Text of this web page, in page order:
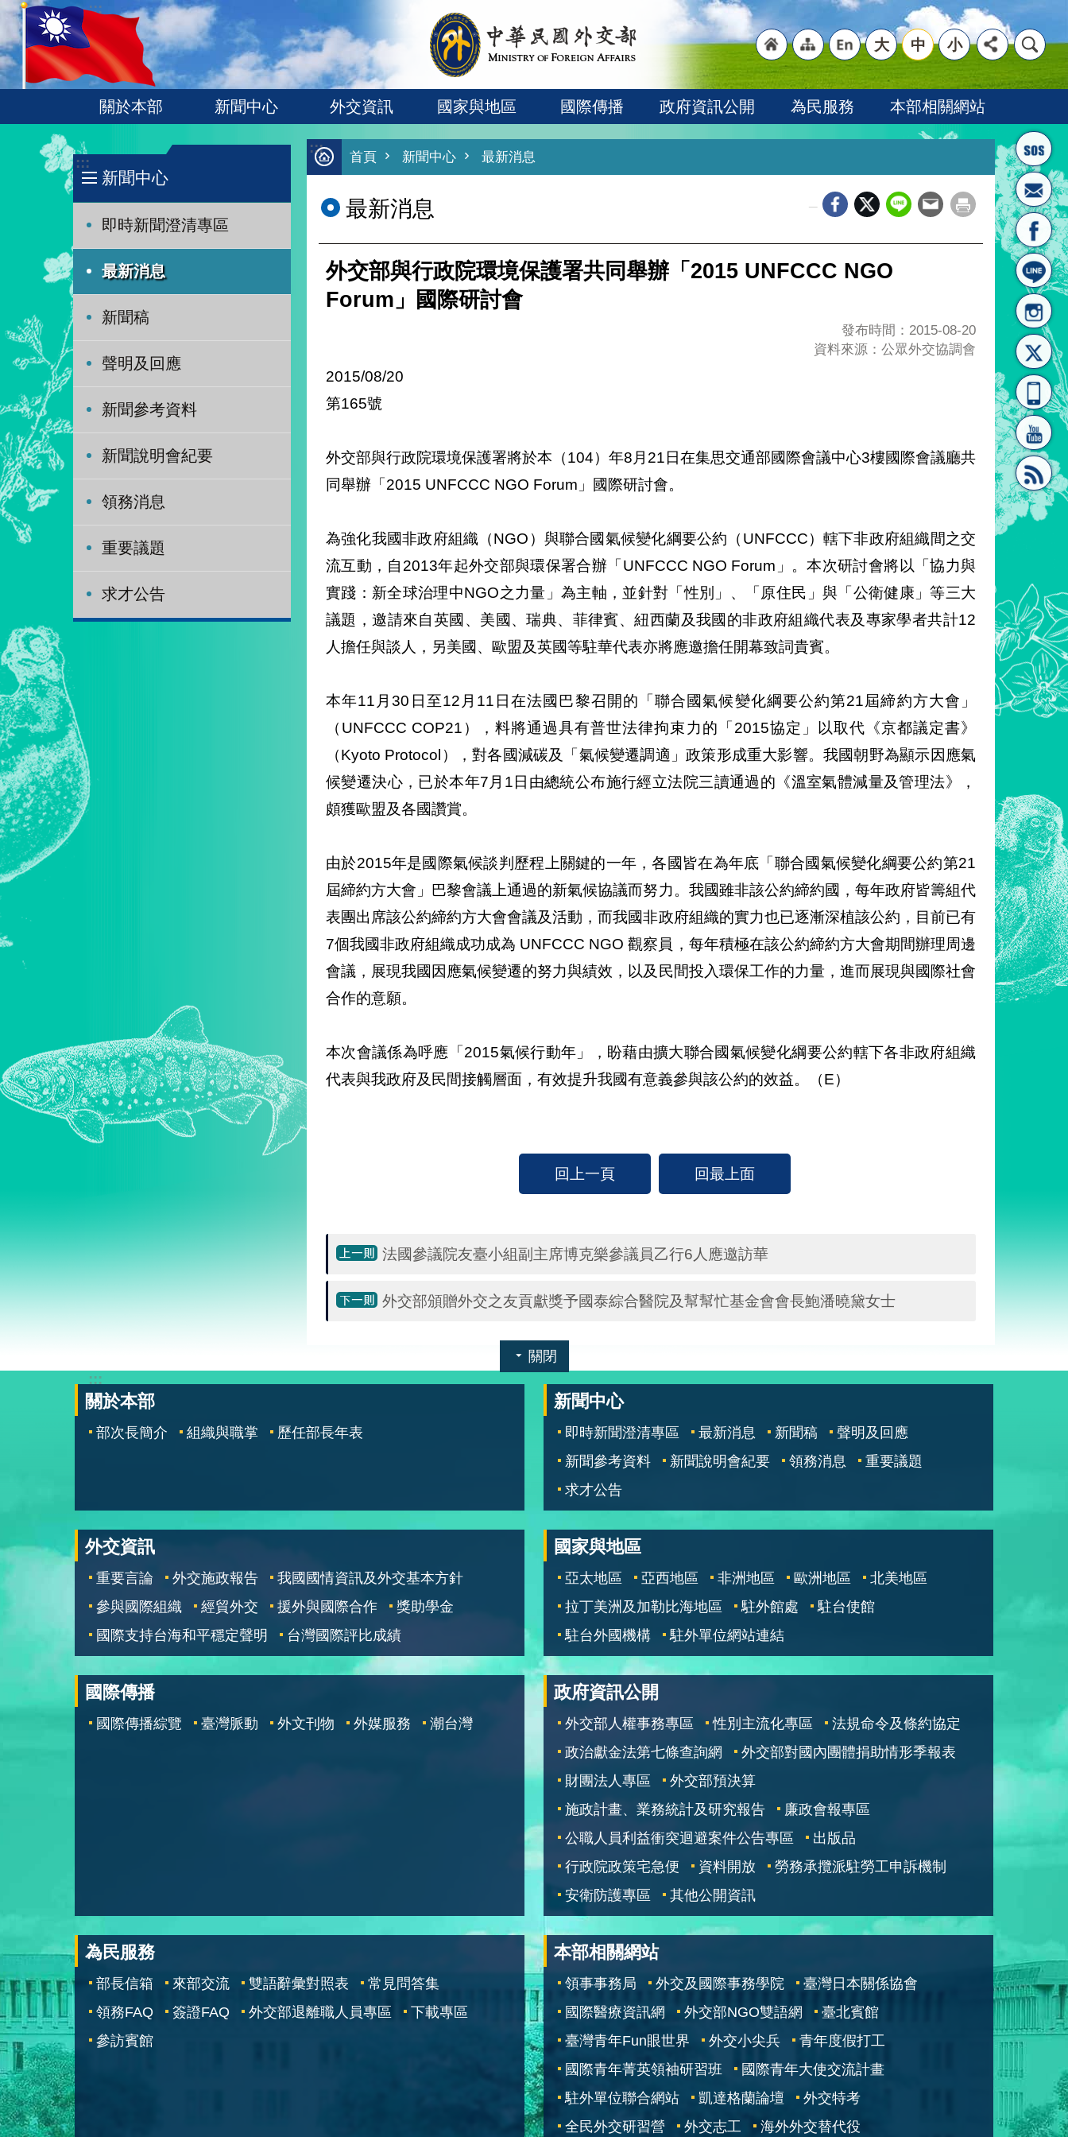
跳到主要內容區塊
:::
首頁
"網
站導
結]"
"英
文語
大 中 小
關於本部 新聞中心 外交資訊 國家與地區 國際傳播 政府資訊公開 為民服務 本部相關網站
:::
新聞中心
即時新聞澄清專區
最新消息
新聞稿
聲明及回應
新聞參考資料
新聞說明會紀要
領務消息
重要議題
求才公告
:::
首頁 新聞中心 最新消息
最新消息
外交部與行政院環境保護署共同舉辦「2015 UNFCCC NGO
Forum」國際研討會
發布時間：2015-08-20
資料來源：公眾外交協調會
2015/08/20
第165號
外交部與行政院環境保護署將於本（104）年8月21日在集思交通部國際會議中心3樓國際會議廳共
同舉辦「2015 UNFCCC NGO Forum」國際研討會。
為強化我國非政府組織（NGO）與聯合國氣候變化綱要公約（UNFCCC）轄下非政府組織間之交
流互動，自2013年起外交部與環保署合辦「UNFCCC NGO Forum」。本次研討會將以「協力與
實踐：新全球治理中NGO之力量」為主軸，並針對「性別」、「原住民」與「公衛健康」等三大
議題，邀請來自英國、美國、瑞典、菲律賓、紐西蘭及我國的非政府組織代表及專家學者共計12
人擔任與談人，另美國、歐盟及英國等駐華代表亦將應邀擔任開幕致詞貴賓。
本年11月30日至12月11日在法國巴黎召開的「聯合國氣候變化綱要公約第21屆締約方大會」
（UNFCCC COP21），料將通過具有普世法律拘束力的「2015協定」以取代《京都議定書》
（Kyoto Protocol），對各國減碳及「氣候變遷調適」政策形成重大影響。我國朝野為顯示因應氣
候變遷決心，已於本年7月1日由總統公布施行經立法院三讀通過的《溫室氣體減量及管理法》，
頗獲歐盟及各國讚賞。
由於2015年是國際氣候談判歷程上關鍵的一年，各國皆在為年底「聯合國氣候變化綱要公約第21
屆締約方大會」巴黎會議上通過的新氣候協議而努力。我國雖非該公約締約國，每年政府皆籌組代
表團出席該公約締約方大會會議及活動，而我國非政府組織的實力也已逐漸深植該公約，目前已有
7個我國非政府組織成功成為 UNFCCC NGO 觀察員，每年積極在該公約締約方大會期間辦理周邊
會議，展現我國因應氣候變遷的努力與績效，以及民間投入環保工作的力量，進而展現與國際社會
合作的意願。
本次會議係為呼應「2015氣候行動年」，盼藉由擴大聯合國氣候變化綱要公約轄下各非政府組織
代表與我政府及民間接觸層面，有效提升我國有意義參與該公約的效益。（E）
回上一頁 回最上面
法國參議院友臺小組副主席博克樂參議員乙行6人應邀訪華
外交部頒贈外交之友貢獻獎予國泰綜合醫院及幫幫忙基金會會長鮑潘曉黛女士
關閉
:::
關於本部
部次長簡介 組織與職掌 歷任部長年表
新聞中心
即時新聞澄清專區 最新消息 新聞稿
聲明及回應
新聞參考資料
新聞說明會紀要 領務消息
重要議題
求才公告
外交資訊
重要言論 外交施政報告
我國國情資訊及外交基本方針
參與國際組織
經貿外交 援外與國際合作
獎助學金
國際支持台海和平穩定聲明
台灣國際評比成績
國家與地區
亞太地區 亞西地區 非洲地區 歐洲地區
北美地區
拉丁美洲及加勒比海地區
駐外館處
駐台使館
駐台外國機構
駐外單位網站連結
國際傳播
國際傳播綜覽 臺灣脈動 外文刊物 外媒服務 潮台灣
政府資訊公開
外交部人權事務專區 性別主流化專區
法規命令及條約協定
政治獻金法第七條查詢網
外交部對國內團體捐助情形季報表
財團法人專區
外交部預決算
施政計畫、業務統計及研究報告
廉政會報專區
公職人員利益衝突迴避案件公告專區
出版品
行政院政策宅急便
資料開放
勞務承攬派駐勞工申訴機制
安衛防護專區
其他公開資訊
為民服務
部長信箱 來部交流 雙語辭彙對照表
常見問答集
領務FAQ
簽證FAQ 外交部退離職人員專區
下載專區
參訪賓館
本部相關網站
領事事務局 外交及國際事務學院
臺灣日本關係協會
國際醫療資訊網
外交部NGO雙語網
臺北賓館
臺灣青年Fun眼世界
外交小尖兵
青年度假打工
國際青年菁英領袖研習班
國際青年大使交流計畫
駐外單位聯合網站
凱達格蘭論壇
外交特考
全民外交研習營
外交志工 海外外交替代役